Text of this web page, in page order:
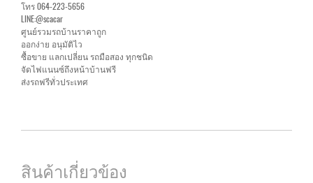
โทร 064-223-5656
LINE:@scacar
ศูนย์รวมรถบ้านราคาถูก
ออกง่าย อนุมัติไว
ซื้อขาย แลกเปลี่ยน รถมือสอง ทุกชนิด
จัดไฟแนนซ์ถึงหน้าบ้านฟรี
ส่งรถฟรีทั่วประเทศ
สินค้าเกี่ยวข้อง